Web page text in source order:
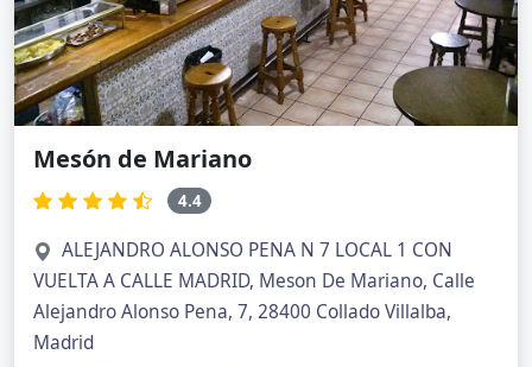
Mesón de Mariano
4.4
ALEJANDRO ALONSO PENA N 7 LOCAL 1 CON
VUELTA A CALLE MADRID, Meson De Mariano, Calle
Alejandro Alonso Pena, 7, 28400 Collado Villalba,
Madrid